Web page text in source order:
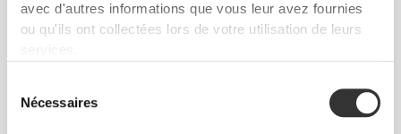
avec d'autres informations que vous leur avez fournies
ou qu'ils ont collectées lors de votre utilisation de leurs
Nécessaires
$7.56
$4.53